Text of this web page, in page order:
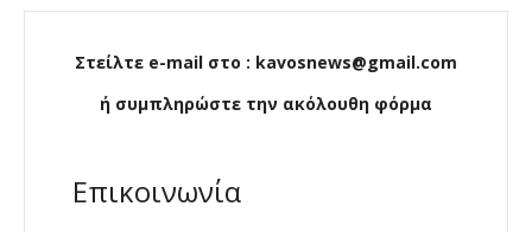
Στείλτε e-mail στο : kavosnews@gmail.com
ή συμπληρώστε την ακόλουθη φόρμα
Επικοινωνία